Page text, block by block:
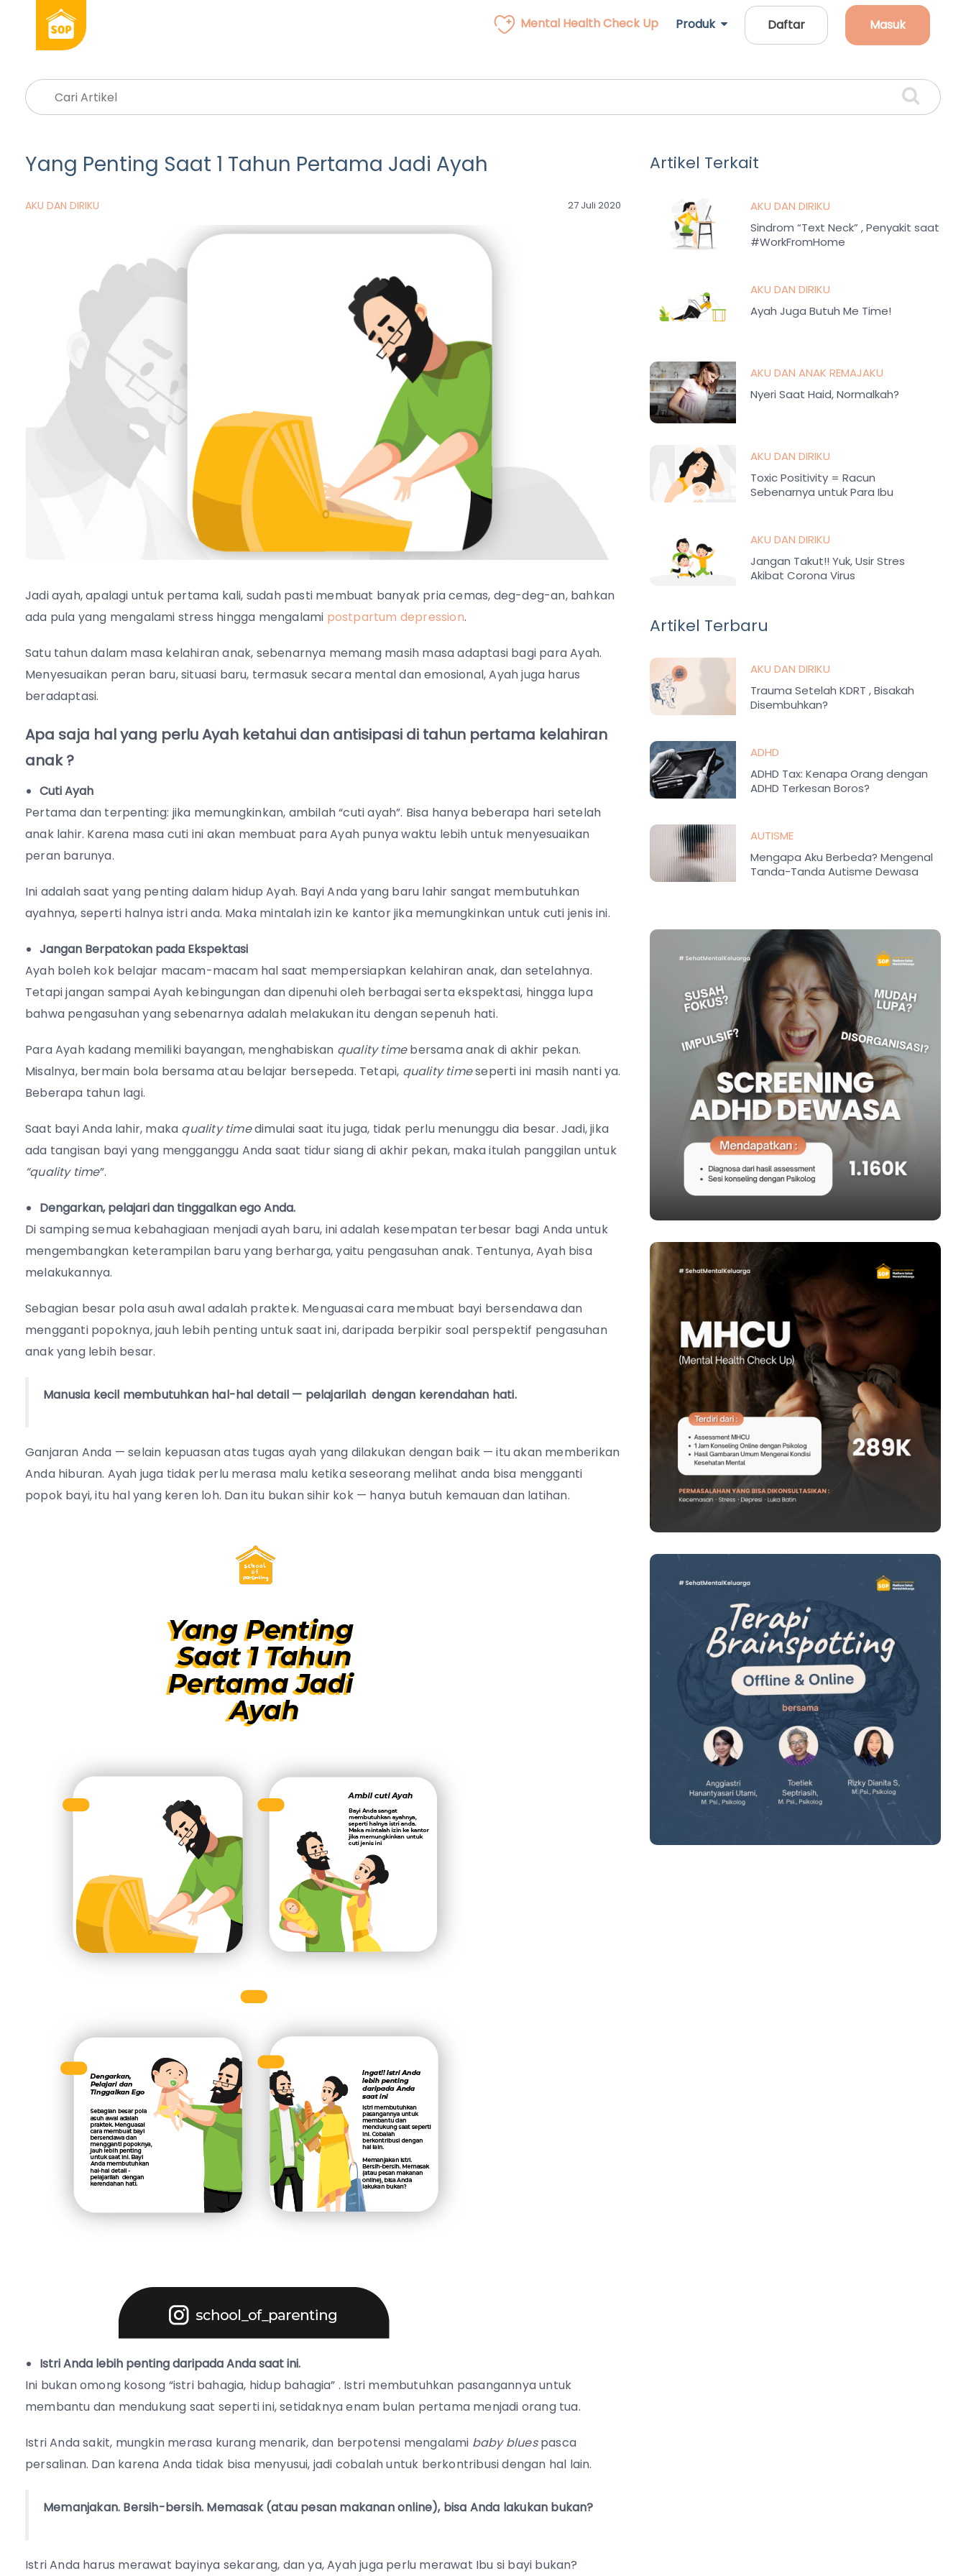
Mental Health Check Up Produk Daftar Masuk
Yang Penting Saat 1 Tahun Pertama Jadi Ayah
AKU DAN DIRIKU 27 Juli 2020
Jadi ayah, apalagi untuk pertama kali, sudah pasti membuat banyak pria cemas, deg-deg-an, bahkan
ada pula yang mengalami stress hingga mengalami postpartum depression.
Satu tahun dalam masa kelahiran anak, sebenarnya memang masih masa adaptasi bagi para Ayah.
Menyesuaikan peran baru, situasi baru, termasuk secara mental dan emosional, Ayah juga harus
beradaptasi.
Apa saja hal yang perlu Ayah ketahui dan antisipasi di tahun pertama kelahiran
anak ?
Cuti Ayah
Pertama dan terpenting: jika memungkinkan, ambilah “cuti ayah”. Bisa hanya beberapa hari setelah
anak lahir. Karena masa cuti ini akan membuat para Ayah punya waktu lebih untuk menyesuaikan
peran barunya.
Ini adalah saat yang penting dalam hidup Ayah. Bayi Anda yang baru lahir sangat membutuhkan
ayahnya, seperti halnya istri anda. Maka mintalah izin ke kantor jika memungkinkan untuk cuti jenis ini.
Jangan Berpatokan pada Ekspektasi
Ayah boleh kok belajar macam-macam hal saat mempersiapkan kelahiran anak, dan setelahnya.
Tetapi jangan sampai Ayah kebingungan dan dipenuhi oleh berbagai serta ekspektasi, hingga lupa
bahwa pengasuhan yang sebenarnya adalah melakukan itu dengan sepenuh hati.
Para Ayah kadang memiliki bayangan, menghabiskan quality timebersama anak di akhir pekan.
Misalnya, bermain bola bersama atau belajar bersepeda. Tetapi, quality timeseperti ini masih nanti ya.
Beberapa tahun lagi.
Saat bayi Anda lahir, maka quality timedimulai saat itu juga, tidak perlu menunggu dia besar. Jadi, jika
ada tangisan bayi yang mengganggu Anda saat tidur siang di akhir pekan, maka itulah panggilan untuk
“quality time”.
Dengarkan, pelajari dan tinggalkan ego Anda.
Di samping semua kebahagiaan menjadi ayah baru, ini adalah kesempatan terbesar bagi Anda untuk
mengembangkan keterampilan baru yang berharga, yaitu pengasuhan anak. Tentunya, Ayah bisa
melakukannya.
Sebagian besar pola asuh awal adalah praktek. Menguasai cara membuat bayi bersendawa dan
mengganti popoknya, jauh lebih penting untuk saat ini, daripada berpikir soal perspektif pengasuhan
anak yang lebih besar.
Manusia kecil membutuhkan hal-hal detail — pelajarilah dengan kerendahan hati.
Ganjaran Anda — selain kepuasan atas tugas ayah yang dilakukan dengan baik — itu akan memberikan
Anda hiburan. Ayah juga tidak perlu merasa malu ketika seseorang melihat anda bisa mengganti
popok bayi, itu hal yang keren loh. Dan itu bukan sihir kok — hanya butuh kemauan dan latihan.
Istri Anda lebih penting daripada Anda saat ini.
Ini bukan omong kosong “istri bahagia, hidup bahagia” . Istri membutuhkan pasangannya untuk
membantu dan mendukung saat seperti ini, setidaknya enam bulan pertama menjadi orang tua.
Istri Anda sakit, mungkin merasa kurang menarik, dan berpotensi mengalami baby bluespasca
persalinan. Dan karena Anda tidak bisa menyusui, jadi cobalah untuk berkontribusi dengan hal lain.
Memanjakan. Bersih-bersih. Memasak (atau pesan makanan online), bisa Anda lakukan bukan?
Istri Anda harus merawat bayinya sekarang, dan ya, Ayah juga perlu merawat Ibu si bayi bukan?
Artikel Terkait
AKU DAN DIRIKU
Sindrom “Text Neck” , Penyakit saat
#WorkFromHome
AKU DAN DIRIKU
Ayah Juga Butuh Me Time!
AKU DAN ANAK REMAJAKU
Nyeri Saat Haid, Normalkah?
AKU DAN DIRIKU
Toxic Positivity = Racun
Sebenarnya untuk Para Ibu
AKU DAN DIRIKU
Jangan Takut!! Yuk, Usir Stres
Akibat Corona Virus
Artikel Terbaru
AKU DAN DIRIKU
Trauma Setelah KDRT , Bisakah
Disembuhkan?
ADHD
ADHD Tax: Kenapa Orang dengan
ADHD Terkesan Boros?
AUTISME
Mengapa Aku Berbeda? Mengenal
Tanda-Tanda Autisme Dewasa